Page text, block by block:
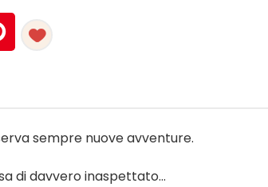
sempre nuove avventure.
di davvero inaspettato…